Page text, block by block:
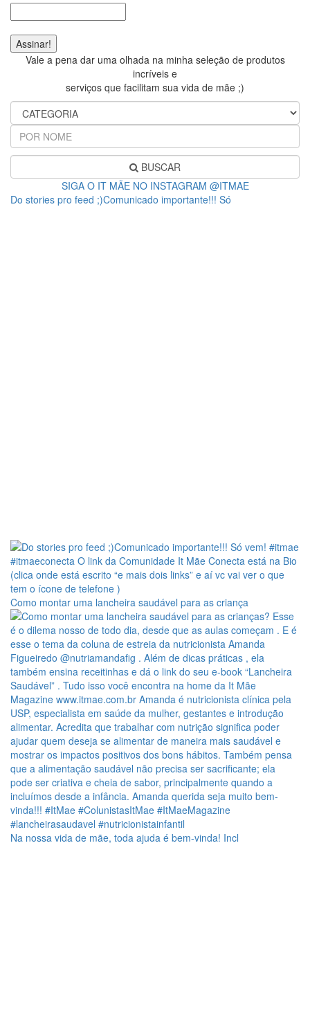
Vale a pena dar uma olhada na minha seleção de produtos
incríveis e
serviços que facilitam sua vida de mãe ;)
BUSCAR
SIGA O IT MÃE NO INSTAGRAM @ITMAE
Do stories pro feed ;)Comunicado importante!!! Só
Como montar uma lancheira saudável para as criança
Na nossa vida de mãe, toda ajuda é bem-vinda! Incl